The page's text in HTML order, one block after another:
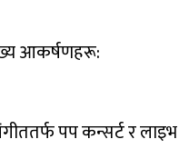
आकर्षणहरू:
पप कन्सर्ट र लाइभ